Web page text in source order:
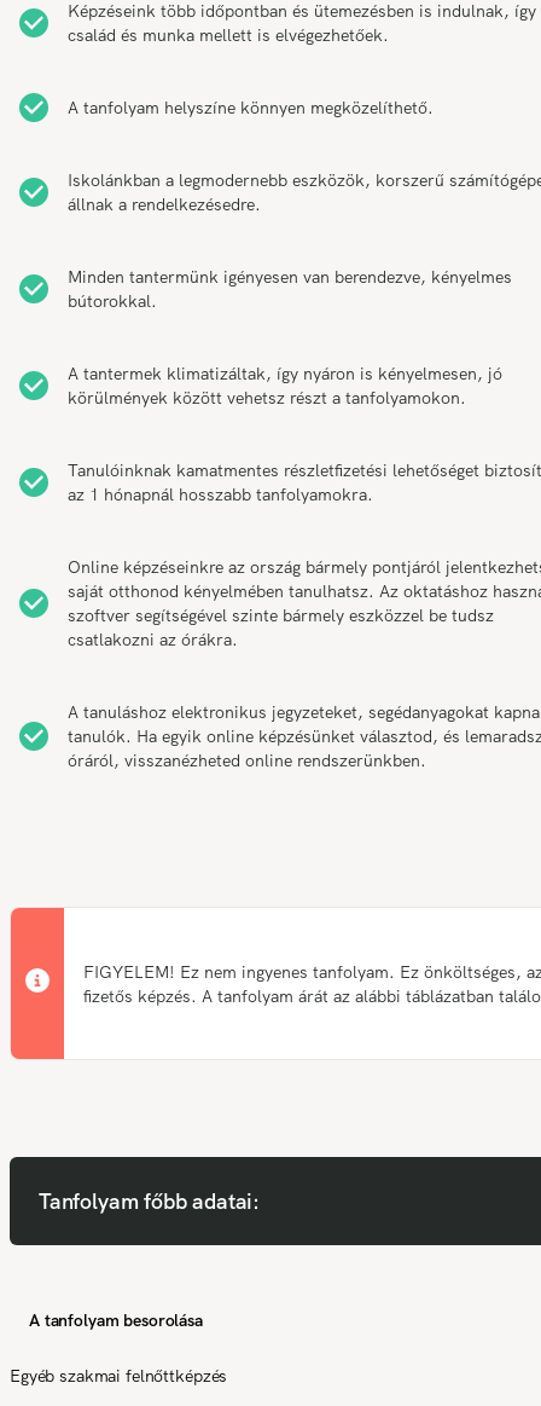
Képzéseink több időpontban és ütemezésben is indulnak, így
család és munka mellett is elvégezhetőek.
A tanfolyam helyszíne könnyen megközelíthető.
Iskolánkban a legmodernebb eszközök, korszerű
állnak a rendelkezésedre.
Minden tantermünk igényesen van berendezve, kényelmes
bútorokkal.
A tantermek klimatizáltak, így nyáron is kényelmesen, jó
körülmények között vehetsz részt a tanfolyamokon.
Tanulóinknak kamatmentes részletfizetési lehetőséget
az 1 hónapnál hosszabb tanfolyamokra.
Online képzéseinkre az ország bármely pontjáról
saját otthonod kényelmében tanulhatsz. Az oktatáshoz
szoftver segítségével szinte bármely eszközzel be tudsz
csatlakozni az órákra.
A tanuláshoz elektronikus jegyzeteket, segédanyagokat
tanulók. Ha egyik online képzésünket választod, és
óráról, visszanézheted online rendszerünkben.
FIGYELEM! Ez nem ingyenes tanfolyam. Ez önköltséges,
fizetős képzés. A tanfolyam árát az alábbi táblázatban
Tanfolyam főbb adatai:
A tanfolyam besorolása
Egyéb szakmai felnőttképzés